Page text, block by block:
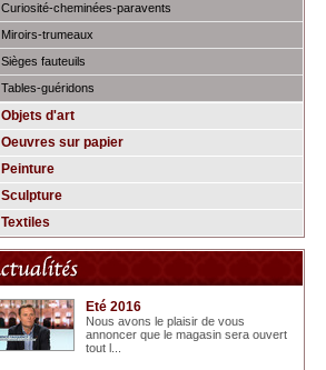
Curiosité-cheminées-paravents
Miroirs-trumeaux
Sièges fauteuils
Tables-guéridons
Objets d'art
Oeuvres sur papier
Peinture
Sculpture
Textiles
Eté 2016
Nous avons le plaisir de vous
annoncer que le magasin sera ouvert
tout l...